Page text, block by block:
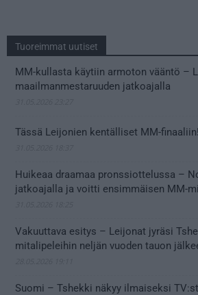
Tuoreimmat uutiset
MM-kullasta käytiin armoton vääntö –
maailmanmestaruuden jatkoajalla
Tässä Leijonien kentälliset MM-finaaliin!
Huikeaa draamaa pronssiottelussa –
jatkoajalla ja voitti ensimmäisen MM-
Vakuuttava esitys – Leijonat jyräsi
mitalipeleihin neljän vuoden tauon
Suomi – Tshekki näkyy ilmaiseksi